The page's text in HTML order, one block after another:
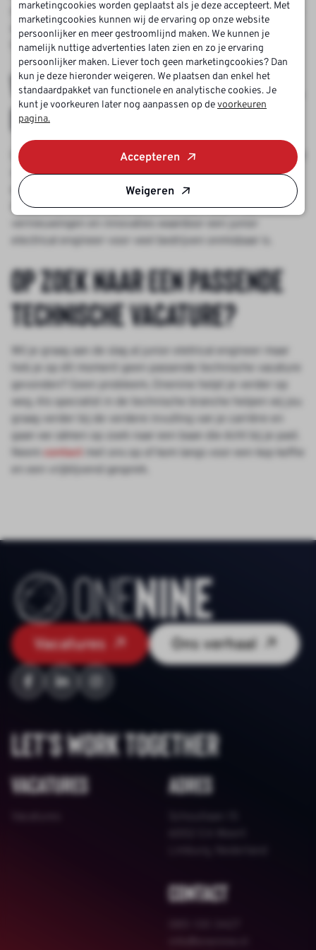
richten op innovaties binnen de technologie. Deze vinden
we vaak in de sectoren zoals autotechniek,
telecommunicatie en energievoorzieningen.
Werken als junior eletrical
engineer?
Door de snelle ontwikkelingen en innovaties op het gebied
van technologie investeren bedrijven vaak in een junior
electrical engineer. De bestaande elektrotechnische
installaties worden op heel snel tempo opgevolgd door
vernieuwingen en innovaties waardoor een junior
electrical engineer voor veel bedrijven onmisbaar is.
Op zoek naar een passende
technische vacature?
Wil je graag aan de slag al junior eletrical engineer maar
heb je op dit moment geen passende technische vacature
gevonden? Geen probleem, Onenine helpt je verder op
weg. Als specialist in de technische branche helpen wij jou
graag verder bij de verdere invulling van je carrière en
gaan we sámen op zoek naar een baan die écht bij je past.
Neem contact met ons op of kom langs voor een kop koffie
en een vrijblijvend gesprek.
Vacatures Ons verhaal
Let's work together
Vacatures Adres
Contact
marketingcookies worden geplaatst als je deze accepteert. Met
marketingcookies kunnen wij de ervaring op onze website
persoonlijker en meer gestroomlijnd maken. We kunnen je
namelijk nuttige advertenties laten zien en zo je ervaring
persoonlijker maken. Liever toch geen marketingcookies? Dan
kun je deze hieronder weigeren. We plaatsen dan enkel het
standaardpakket van functionele en analytische cookies. Je
kunt je voorkeuren later nog aanpassen op devoorkeuren
pagina.
Accepteren
Weigeren